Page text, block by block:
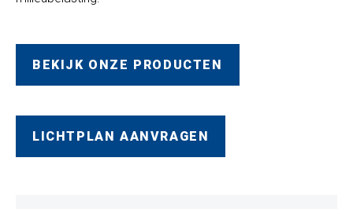
BEKIJK ONZE PRODUCTEN
LICHTPLAN AANVRAGEN